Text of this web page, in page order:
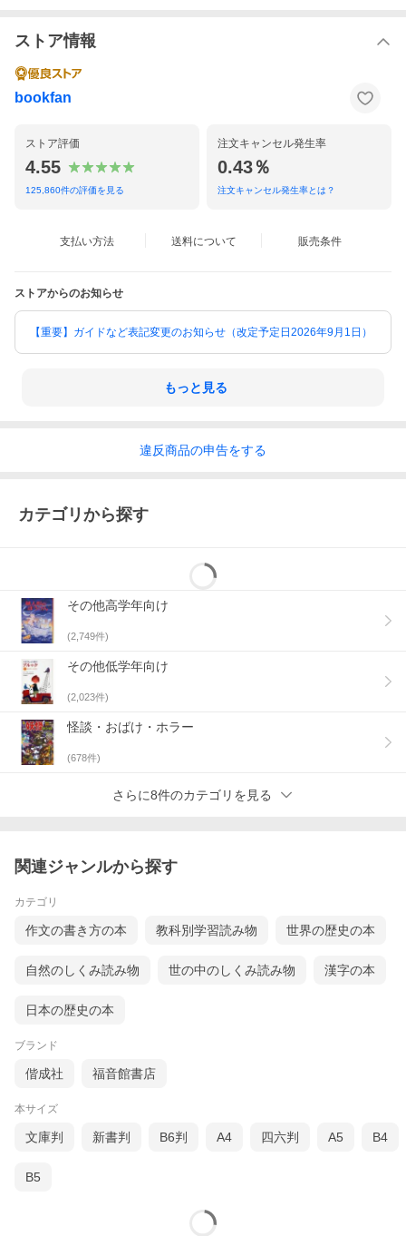
ストア情報
bookfan
ストア評価
4.55
125,860件の評価を見る
注文キャンセル発生率
0.43％
注文キャンセル発生率とは？
支払い方法 送料について 販売条件
ストアからのお知らせ
【重要】ガイドなど表記変更のお知らせ（改定予定日2026年9月1日）
もっと見る
違反商品の申告をする
カテゴリから探す
その他高学年向け
(2,749件)
その他低学年向け
(2,023件)
怪談・おばけ・ホラー
(678件)
さらに8件のカテゴリを見る
関連ジャンルから探す
カテゴリ
作文の書き方の本 教科別学習読み物 世界の歴史の本
自然のしくみ読み物 世の中のしくみ読み物 漢字の本
日本の歴史の本
ブランド
偕成社 福音館書店
本サイズ
文庫判 新書判 B6判 A4 四六判 A5 B4
B5